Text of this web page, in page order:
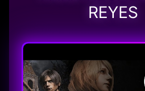
REYES